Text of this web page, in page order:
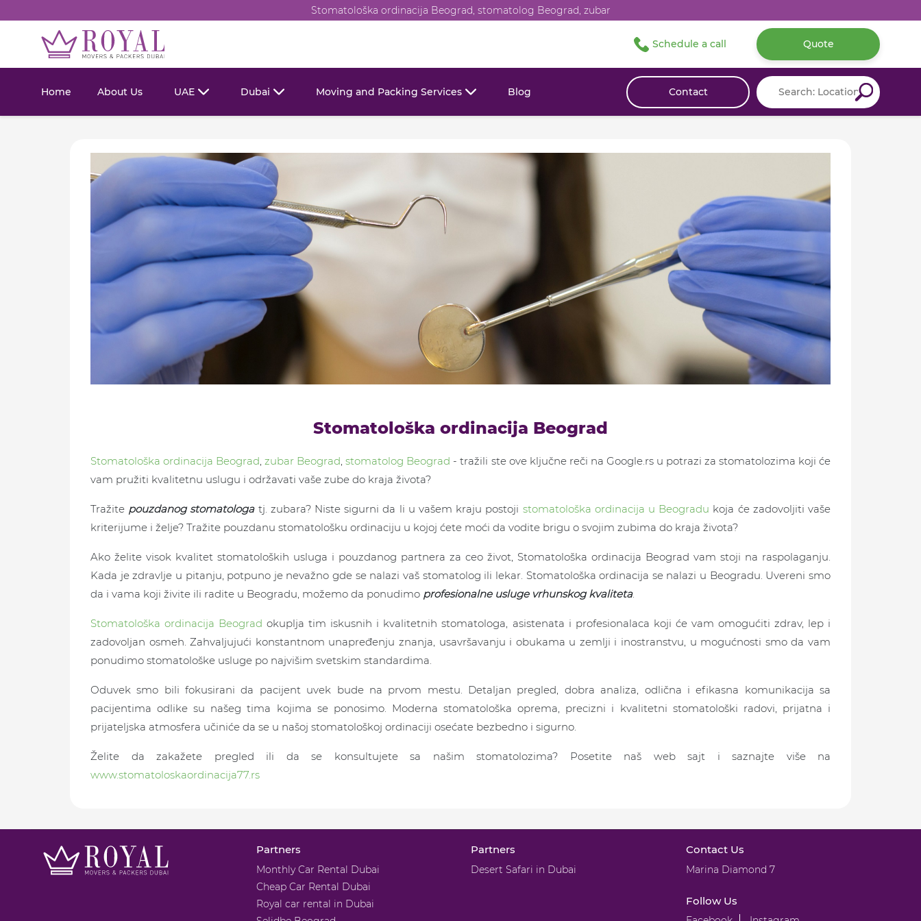
Stomatološka ordinacija Beograd, stomatolog Beograd, zubar
Schedule a call Quote
Home About Us UAE Dubai Moving and Packing Services Blog Contact
Stomatološka ordinacija Beograd
Stomatološka ordinacija Beograd ,zubar Beograd ,stomatolog Beograd - tražili ste ove ključne reči na Google.rs u potrazi za stomatolozima koji će
vam pružiti kvalitetnu uslugu i održavati vaše zube do kraja života?
Tražite pouzdanog stomatologatj. zubara? Niste sigurni da li u vašem kraju postoji stomatološka ordinacija u Beogradu koja će zadovoljiti vaše
kriterijume i želje? Tražite pouzdanu stomatološku ordinaciju u kojoj ćete moći da vodite brigu o svojim zubima do kraja života?
Ako želite visok kvalitet stomatoloških usluga i pouzdanog partnera za ceo život, Stomatološka ordinacija Beograd vam stoji na raspolaganju.
Kada je zdravlje u pitanju, potpuno je nevažno gde se nalazi vaš stomatolog ili lekar. Stomatološka ordinacija se nalazi u Beogradu. Uvereni smo
da i vama koji živite ili radite u Beogradu, možemo da ponudimo profesionalne usluge vrhunskog kvaliteta.
Stomatološka ordinacija Beograd okuplja tim iskusnih i kvalitetnih stomatologa, asistenata i profesionalaca koji će vam omogućiti zdrav, lep i
zadovoljan osmeh. Zahvaljujući konstantnom unapređenju znanja, usavršavanju i obukama u zemlji i inostranstvu, u mogućnosti smo da vam
ponudimo stomatološke usluge po najvišim svetskim standardima.
Oduvek smo bili fokusirani da pacijent uvek bude na prvom mestu. Detaljan pregled, dobra analiza, odlična i efikasna komunikacija sa
pacijentima odlike su našeg tima kojima se ponosimo. Moderna stomatološka oprema, precizni i kvalitetni stomatološki radovi, prijatna i
prijateljska atmosfera učiniće da se u našoj stomatološkoj ordinaciji osećate bezbedno i sigurno.
Želite da zakažete pregled ili da se konsultujete sa našim stomatolozima? Posetite naš web sajt i saznajte više na
www.stomatoloskaordinacija77.rs
Partners
Monthly Car Rental Dubai
Cheap Car Rental Dubai
Royal car rental in Dubai
Partners
Desert Safari in Dubai
Contact Us
Marina Diamond 7
Follow Us